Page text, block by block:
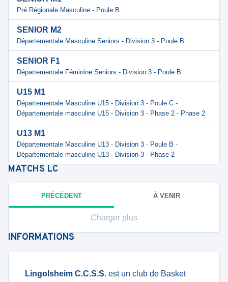
Pré Régionale Masculine - Poule B
SENIOR M2
Départementale Masculine Seniors - Division 3 - Poule B
SENIOR F1
Départementale Féminine Seniors - Division 3 - Poule B
U15 M1
Départementale Masculine U15 - Division 3 - Poule C -
Départementale masculine U15 - Division 3 - Phase 2 - Phase 2
U13 M1
Départementale Masculine U13 - Division 3 - Poule B -
Départementale masculine U13 - Division 3 - Phase 2
MATCHS LC
PRÉCÉDENT À VENIR
Charger plus
INFORMATIONS
Lingolsheim C.C.S.S. est un club de Basket